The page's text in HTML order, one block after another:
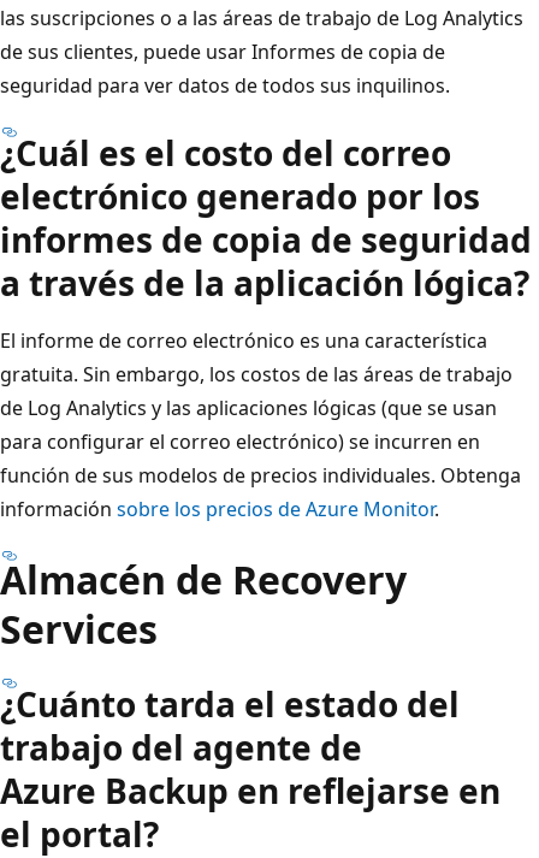
las suscripciones o a las áreas de trabajo de Log Analytics
de sus clientes, puede usar Informes de copia de
seguridad para ver datos de todos sus inquilinos.
¿Cuál es el costo del correo
electrónico generado por los
informes de copia de seguridad
a través de la aplicación lógica?
El informe de correo electrónico es una característica
gratuita. Sin embargo, los costos de las áreas de trabajo
de Log Analytics y las aplicaciones lógicas (que se usan
para configurar el correo electrónico) se incurren en
función de sus modelos de precios individuales. Obtenga
información sobre los precios de Azure Monitor.
Almacén de Recovery
Services
¿Cuánto tarda el estado del
trabajo del agente de
Azure Backup en reflejarse en
el portal?